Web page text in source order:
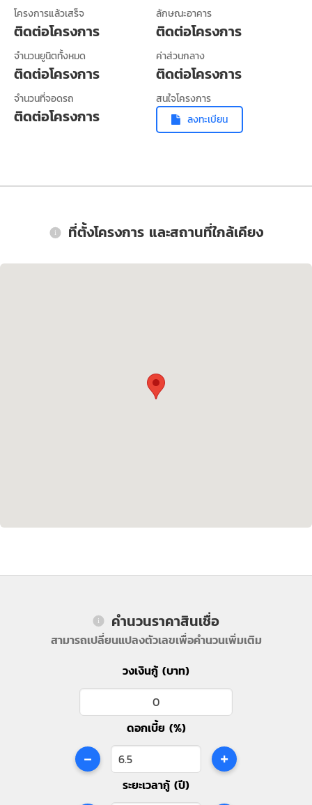
โครงการแล้วเสร็จ
ติดต่อโครงการ
ลักษณะอาคาร
ติดต่อโครงการ
จำนวนยูนิตทั้งหมด
ติดต่อโครงการ
ค่าส่วนกลาง
ติดต่อโครงการ
จำนวนที่จอดรถ
ติดต่อโครงการ
สนใจโครงการ
ลงทะเบียน
ที่ตั้งโครงการ และสถานที่ใกล้เคียง
คำนวนราคาสินเชื่อ
สามารถเปลี่ยนแปลงตัวเลขเพื่อคำนวนเพิ่มเติม
วงเงินกู้ (บาท)
ดอกเบี้ย (%)
- +
ระยะเวลากู้ (ปี)